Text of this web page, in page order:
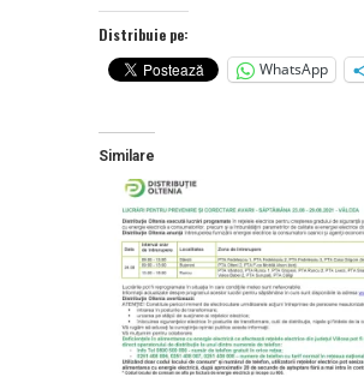
Distribuie pe:
WhatsApp
Similare